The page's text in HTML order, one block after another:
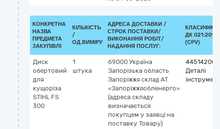
КОНКРЕТНА
НАЗВА
ПРЕДМЕТА
ЗАКУПІВЛІ
КІЛЬКІСТЬ
/
ОД.ВИМІРУ
АДРЕСА ДОСТАВКИ /
СТРОК ПОСТАВКИ/
ВИКОНАННЯ РОБІТ/
НАДАННЯ ПОСЛУГ:
ДК 021:2015
(CPV)
Диск
обертовий
для
кущоріза
STIHL FS
300
1
штука
69000 Україна
Запорізька область
Запоріжжя склад АТ
«Запоріжжяобленерго»
(адреса складу
визначається
покупцем у заявці на
поставку Товару)
44514200-
Деталі